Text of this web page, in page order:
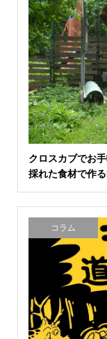
クロスカブでお
採れた食材で作
コラム